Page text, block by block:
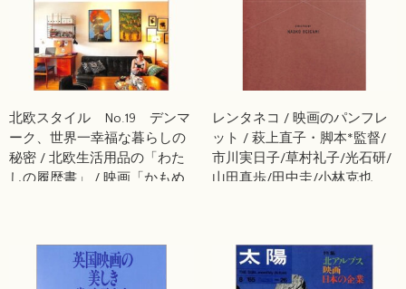
北欧スタイル No.19 デンマ
ーク、世界一幸福な暮らしの
秘密 / 北欧生活用品の「わた
しの履歴書」 / 映画「かもめ
レンタネコ / 映画のパンフレ
ット / 萩上直子・脚本*監督/
市川実日子/草村礼子/光石研/
山田真歩/田中圭/小林克也